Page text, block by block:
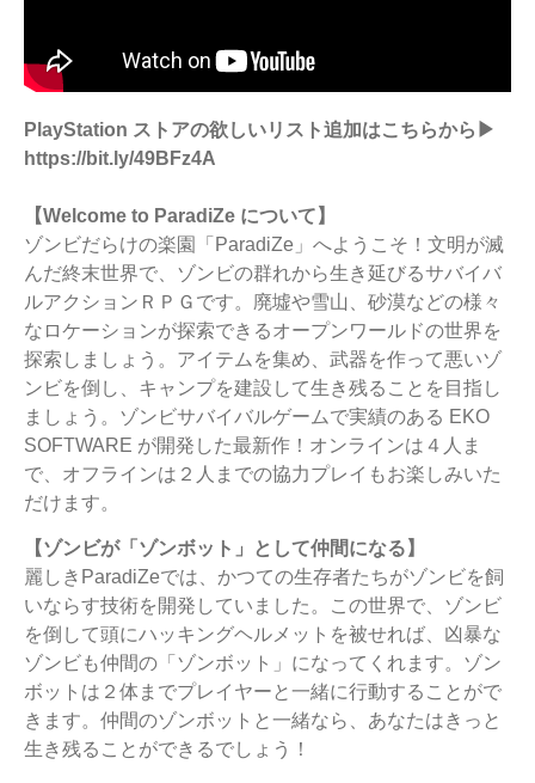
PlayStation ストアの欲しいリスト追加はこちらから▶
https://bit.ly/49BFz4A
【Welcome to ParadiZe について】
ゾンビだらけの楽園「ParadiZe」へようこそ！文明が滅
んだ終末世界で、ゾンビの群れから生き延びるサバイバ
ルアクションＲＰＧです。廃墟や雪山、砂漠などの様々
なロケーションが探索できるオープンワールドの世界を
探索しましょう。アイテムを集め、武器を作って悪いゾ
ンビを倒し、キャンプを建設して生き残ることを目指し
ましょう。ゾンビサバイバルゲームで実績のある EKO
SOFTWARE が開発した最新作！オンラインは４人ま
で、オフラインは２人までの協力プレイもお楽しみいた
だけます。
【ゾンビが「ゾンボット」として仲間になる】
麗しきParadiZeでは、かつての生存者たちがゾンビを飼
いならす技術を開発していました。この世界で、ゾンビ
を倒して頭にハッキングヘルメットを被せれば、凶暴な
ゾンビも仲間の「ゾンボット」になってくれます。ゾン
ボットは２体までプレイヤーと一緒に行動することがで
きます。仲間のゾンボットと一緒なら、あなたはきっと
生き残ることができるでしょう！